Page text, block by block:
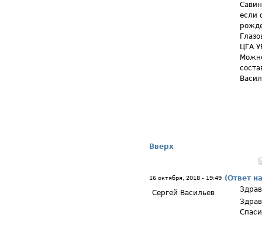
если
ЦГА
Вверх
16 октября, 2018 - 19:49 (Ответ
Сергей Васильев